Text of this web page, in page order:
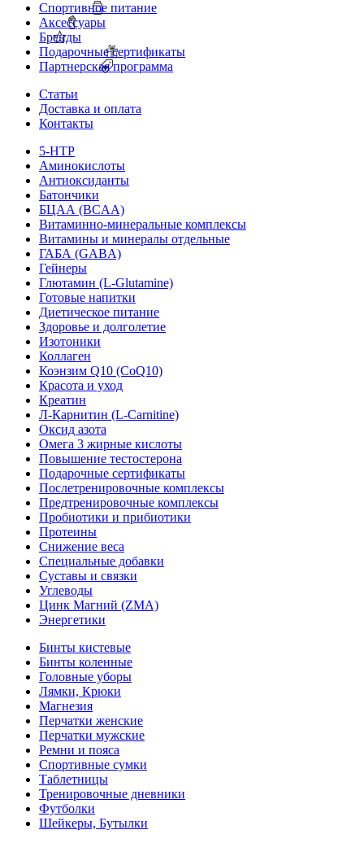
Спортивное питание
Аксессуары
Бренды
Подарочные сертификаты
Партнерская программа
Статьи
Доставка и оплата
Контакты
5-HTP
Аминокислоты
Антиоксиданты
Батончики
БЦАА (BCAA)
Витаминно-минеральные комплексы
Витамины и минералы отдельные
ГАБА (GABA)
Гейнеры
Глютамин (L-Glutamine)
Готовые напитки
Диетическое питание
Здоровье и долголетие
Изотоники
Коллаген
Коэнзим Q10 (CoQ10)
Красота и уход
Креатин
Л-Карнитин (L-Сarnitine)
Оксид азота
Омега 3 жирные кислоты
Повышение тестостерона
Подарочные сертификаты
Послетренировочные комплексы
Предтренировочные комплексы
Пробиотики и прибиотики
Протеины
Снижение веса
Специальные добавки
Суставы и связки
Углеводы
Цинк Магний (ZMA)
Энергетики
Бинты кистевые
Бинты коленные
Головные уборы
Лямки, Крюки
Магнезия
Перчатки женские
Перчатки мужские
Ремни и пояса
Спортивные сумки
Таблетницы
Тренировочные дневники
Футболки
Шейкеры, Бутылки